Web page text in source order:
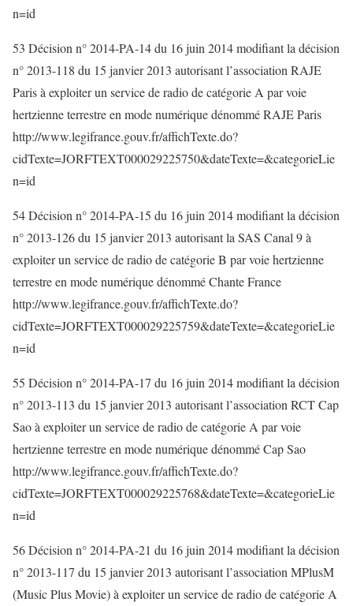
n=id
53 Décision n° 2014-PA-14 du 16 juin 2014 modifiant la décision
n° 2013-118 du 15 janvier 2013 autorisant l’association RAJE
Paris à exploiter un service de radio de catégorie A par voie
hertzienne terrestre en mode numérique dénommé RAJE Paris
http://www.legifrance.gouv.fr/affichTexte.do?
cidTexte=JORFTEXT000029225750&dateTexte=&categorieLie
n=id
54 Décision n° 2014-PA-15 du 16 juin 2014 modifiant la décision
n° 2013-126 du 15 janvier 2013 autorisant la SAS Canal 9 à
exploiter un service de radio de catégorie B par voie hertzienne
terrestre en mode numérique dénommé Chante France
http://www.legifrance.gouv.fr/affichTexte.do?
cidTexte=JORFTEXT000029225759&dateTexte=&categorieLie
n=id
55 Décision n° 2014-PA-17 du 16 juin 2014 modifiant la décision
n° 2013-113 du 15 janvier 2013 autorisant l’association RCT Cap
Sao à exploiter un service de radio de catégorie A par voie
hertzienne terrestre en mode numérique dénommé Cap Sao
http://www.legifrance.gouv.fr/affichTexte.do?
cidTexte=JORFTEXT000029225768&dateTexte=&categorieLie
n=id
56 Décision n° 2014-PA-21 du 16 juin 2014 modifiant la décision
n° 2013-117 du 15 janvier 2013 autorisant l’association MPlusM
(Music Plus Movie) à exploiter un service de radio de catégorie A